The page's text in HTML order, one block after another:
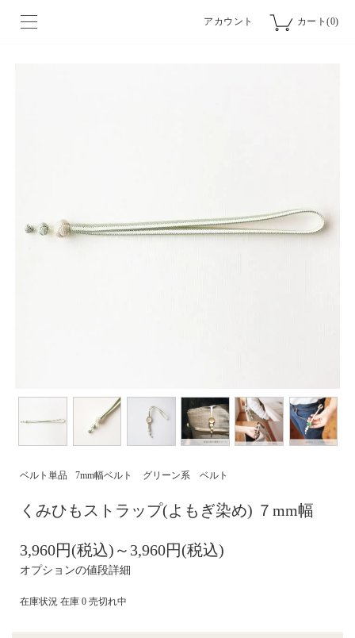
アカウント カート(0)
ベルト単品 7mm幅ベルト グリーン系 ベルト
くみひもストラップ(よもぎ染め) ７mm幅
3,960円(税込)～3,960円(税込)
オプションの値段詳細
在庫状況 在庫 0 売切れ中